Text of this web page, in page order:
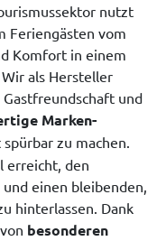
nutzt
Feriengästen vom
Komfort in einem
als Hersteller
und
Marken-
zu machen.
erreicht, den
einen bleibenden,
hinterlassen. Dank
besonderen